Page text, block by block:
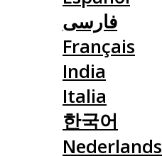
فارسی
Français
India
Italia
한국어
Nederlands